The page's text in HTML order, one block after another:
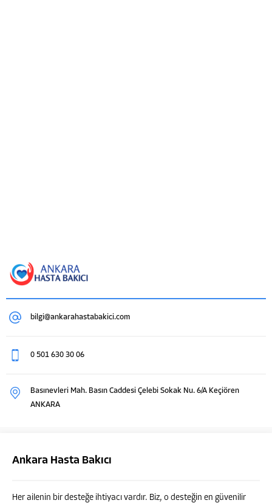
bilgi@ankarahastabakici.com
0 501 630 30 06
Basınevleri Mah. Basın Caddesi Çelebi Sokak Nu. 6/A Keçiören
ANKARA
Ankara Hasta Bakıcı
Her ailenin bir desteğe ihtiyacı vardır. Biz, o desteğin en güvenilir